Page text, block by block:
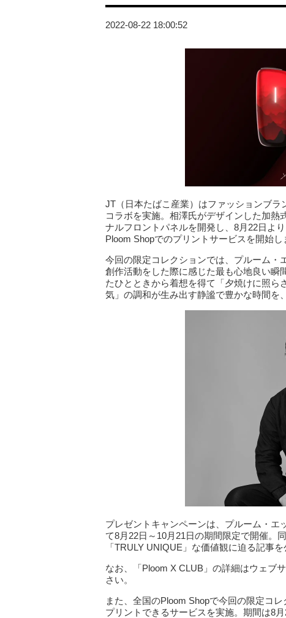
2022-08-22 18:00:52
JT（日本たばこ産業）はファッションブラ
コラボを実施。相澤氏がデザインした加熱
ナルフロントパネルを開発し、8月22日よ
Ploom Shopでのプリントサービスを開始し
今回の限定コレクションでは、プルーム・
創作活動をした際に感じた最も心地良い瞬
たひとときから着想を得て「夕焼けに照
気」の調和が生み出す静謐で豊かな時間を
プレゼントキャンペーンは、プルーム・エ
て8月22日～10月21日の期間限定で開催。
「TRULY UNIQUE」な価値観に迫る記事を
なお、「Ploom X CLUB」の詳細はウェブ
さい。
また、全国のPloom Shopで今回の限定コ
プリントできるサービスを実施。期間は8